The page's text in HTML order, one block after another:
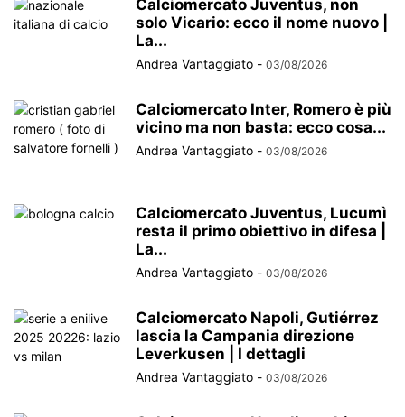
Calciomercato Juventus, non
solo Vicario: ecco il nome nuovo |
La...
Andrea Vantaggiato - 03/08/2026
Calciomercato Inter, Romero è più
vicino ma non basta: ecco cosa...
Andrea Vantaggiato - 03/08/2026
Calciomercato Juventus, Lucumì
resta il primo obiettivo in difesa |
La...
Andrea Vantaggiato - 03/08/2026
Calciomercato Napoli, Gutiérrez
lascia la Campania direzione
Leverkusen | I dettagli
Andrea Vantaggiato - 03/08/2026